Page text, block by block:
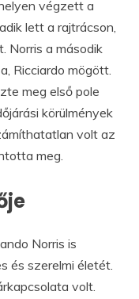
végzett a
lett a rajtrácson,
Norris a második
Ricciardo mögött.
meg első pole
körülmények
volt az
meg.
Norris is
és szerelmi életét.
volt.